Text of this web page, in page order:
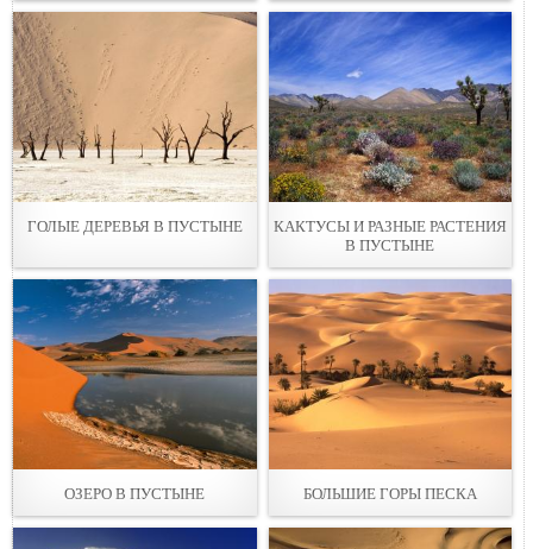
ГОЛЫЕ ДЕРЕВЬЯ В ПУСТЫНЕ
КАКТУСЫ И РАЗНЫЕ РАСТЕНИЯ
В ПУСТЫНЕ
ОЗЕРО В ПУСТЫНЕ БОЛЬШИЕ ГОРЫ ПЕСКА